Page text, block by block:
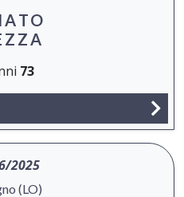
73
2025
(LO)